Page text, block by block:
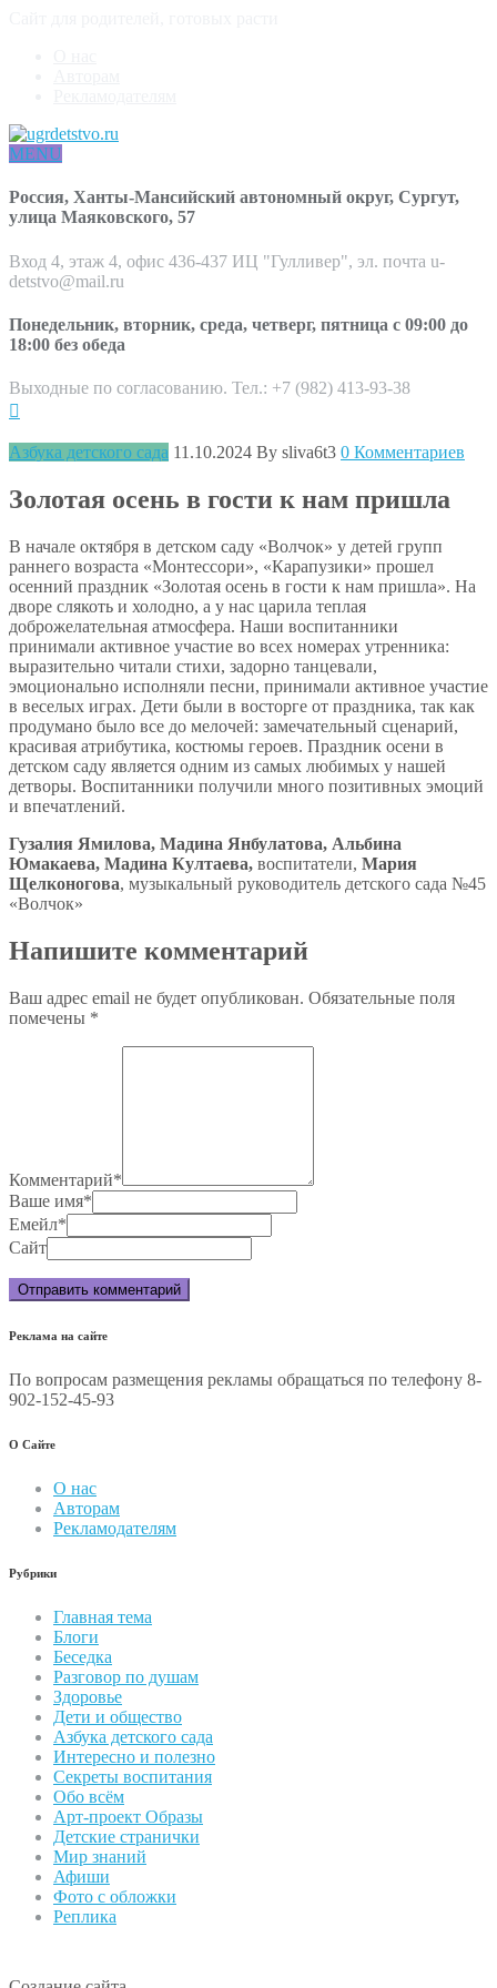
MENU
Россия, Ханты-Мансийский автономный округ, Сургут,
улица Маяковского, 57
Вход 4, этаж 4, офис 436-437 ИЦ "Гулливер", эл. почта u-
detstvo@mail.ru
Понедельник, вторник, среда, четверг, пятница с 09:00 до
18:00 без обеда
Выходные по согласованию. Тел.: +7 (982) 413-93-38
Азбука детского сада 11.10.2024 By sliva6t3 0 Комментариев
Золотая осень в гости к нам пришла
В начале октября в детском саду «Волчок» у детей групп
раннего возраста «Монтессори», «Карапузики» прошел
осенний праздник «Золотая осень в гости к нам пришла». На
дворе слякоть и холодно, а у нас царила теплая
доброжелательная атмосфера. Наши воспитанники
принимали активное участие во всех номерах утренника:
выразительно читали стихи, задорно танцевали,
эмоционально исполняли песни, принимали активное участие
в веселых играх. Дети были в восторге от праздника, так как
продумано было все до мелочей: замечательный сценарий,
красивая атрибутика, костюмы героев. Праздник осени в
детском саду является одним из самых любимых у нашей
детворы. Воспитанники получили много позитивных эмоций
и впечатлений.
Гузалия Ямилова, Мадина Янбулатова, Альбина
Юмакаева, Мадина Култаева, воспитатели, Мария
Щелконогова, музыкальный руководитель детского сада №45
«Волчок»
Напишите комментарий
Ваш адрес email не будет опубликован. Обязательные поля
помечены *
Комментарий*
Ваше имя*
Емейл*
Сайт
Реклама на сайте
По вопросам размещения рекламы обращаться по телефону 8-
902-152-45-93
О Сайте
О нас
Авторам
Рекламодателям
Рубрики
Главная тема
Блоги
Беседка
Разговор по душам
Здоровье
Дети и общество
Азбука детского сада
Интересно и полезно
Секреты воспитания
Обо всём
Арт-проект Образы
Детские странички
Мир знаний
Афиши
Фото с обложки
Реплика